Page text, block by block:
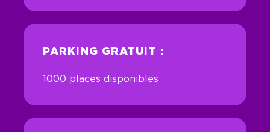
PARKING GRATUIT :
1000 places disponibles